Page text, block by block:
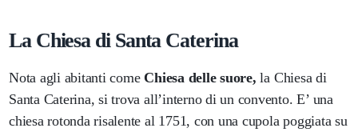
La Chiesa di Santa Caterina
Nota agli abitanti come Chiesa delle suore, la Chiesa di
Santa Caterina, si trova all’interno di un convento. E’ una
chiesa rotonda risalente al 1751, con una cupola poggiata su